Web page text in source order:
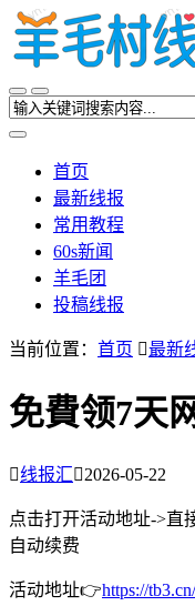
首页
最新线报
常用教程
60s新闻
羊毛团
投稿线报
当前位置： 首页 最新
免費领7天
线报汇2026-05-22
点击打开活动地址->直
自动续费
活动地址👉https://